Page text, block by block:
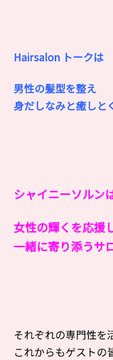
Hairsalon トークは
男性の髪型を整え
身だしなみと癒しと
シャイニーソルン
女性の輝くを応援
一緒に寄り添うサ
それぞれの専門性を
これからもゲストの